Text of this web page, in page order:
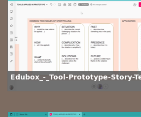
Edubox_-_Tool-Prototype-Story-